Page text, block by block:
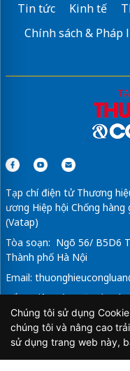
Tin tức Kinh tế
Chính sách & Pháp
Tạp chí điện tử Thương
ương Hiệp hội Chống
(Vatap)
Tòa soạn: Ngõ 56/ B5D6
Thành phố Hà Nội
Email:
Tổng Biên Tập: Vũ Đức
Giấy phép hoạt động báo
Thông tin và Truyền
Chúng tôi sử dụng
chúng tôi và nâng cao
sử dụng trang web này,